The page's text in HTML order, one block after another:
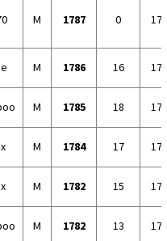
M 1787 0
M 1786 16
M 1785 18
M 1784 17
M 1782 15
M 1782 13